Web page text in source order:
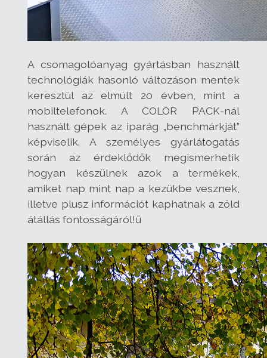
A csomagolóanyag gyártásban használt
technológiák hasonló változáson mentek
keresztül az elmúlt 20 évben, mint a
mobiltelefonok. A COLOR PACK-nál
használt gépek az iparág „benchmárkját”
képviselik. A személyes gyárlátogatás
során az érdeklődők megismerhetik
hogyan készülnek azok a termékek,
amiket nap mint nap a kezükbe vesznek,
illetve plusz információt kaphatnak a zöld
átállás fontosságáról!ű